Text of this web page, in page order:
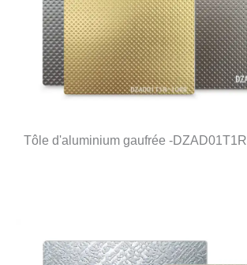
Tôle d'aluminium gaufrée -DZAD01T1R